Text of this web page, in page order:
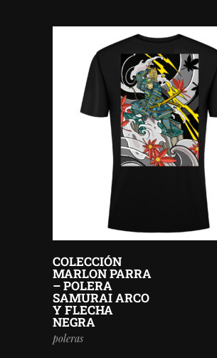
COLECCIÓN
MARLON PARRA
– POLERA
SAMURAI ARCO
Y FLECHA
NEGRA
poleras